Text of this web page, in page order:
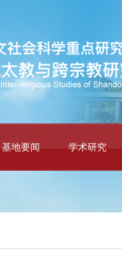
基地要闻 学术研究